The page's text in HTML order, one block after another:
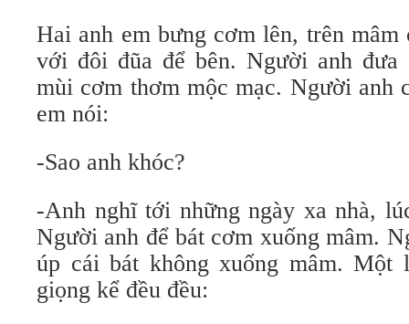
Hai anh em bưng cơm lên, trên
với đôi đũa để bên. Người anh đưa
mùi cơm thơm mộc mạc. Người anh
em nói:
-Sao anh khóc?
-Anh nghĩ tới những ngày xa nhà,
Người anh để bát cơm xuống mâm.
úp cái bát không xuống mâm.
giọng kể đều đều: